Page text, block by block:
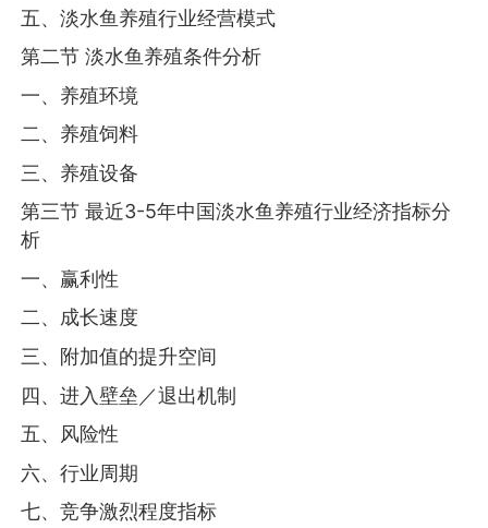
五、淡水鱼养殖行业经营模式
第二节 淡水鱼养殖条件分析
一、养殖环境
二、养殖饲料
三、养殖设备
第三节 最近3-5年中国淡水鱼养殖行业经济指标分
析
一、赢利性
二、成长速度
三、附加值的提升空间
四、进入壁垒／退出机制
五、风险性
六、行业周期
七、竞争激烈程度指标